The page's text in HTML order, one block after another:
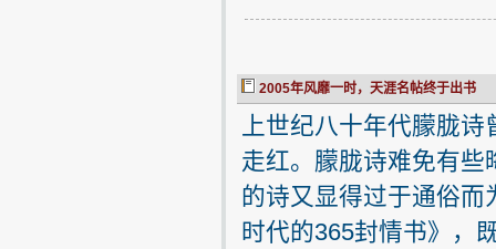
2005年风靡一时，天涯名帖终于出书
上世纪八十年代朦胧
走红。朦胧诗难免有
的诗又显得过于通俗
时代的365封情书》，